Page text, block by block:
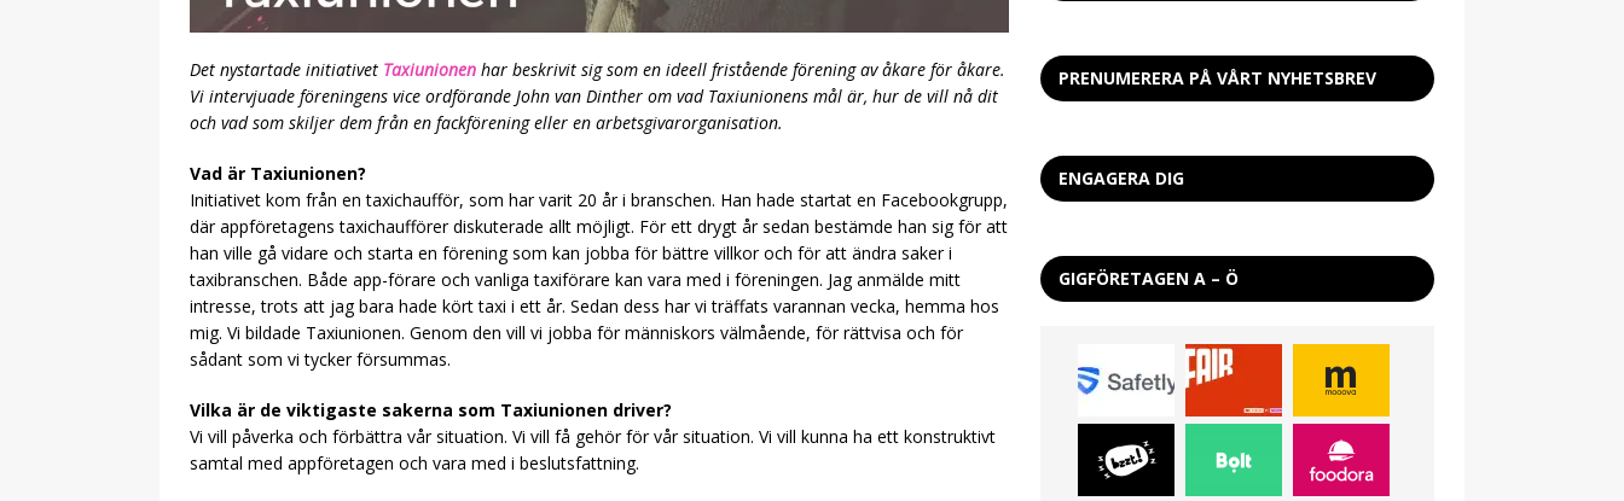
Det nystartade initiativet Taxiunionen har beskrivit sig som en ideell fristående förening av åkare för åkare.
Vi intervjuade föreningens vice ordförande John van Dinther om vad Taxiunionens mål är, hur de vill nå dit
och vad som skiljer dem från en fackförening eller en arbetsgivarorganisation.
Vad är Taxiunionen?
Initiativet kom från en taxichaufför, som har varit 20 år i branschen. Han hade startat en Facebookgrupp,
där appföretagens taxichaufförer diskuterade allt möjligt. För ett drygt år sedan bestämde han sig för att
han ville gå vidare och starta en förening som kan jobba för bättre villkor och för att ändra saker i
taxibranschen. Både app-förare och vanliga taxiförare kan vara med i föreningen. Jag anmälde mitt
intresse, trots att jag bara hade kört taxi i ett år. Sedan dess har vi träffats varannan vecka, hemma hos
mig. Vi bildade Taxiunionen. Genom den vill vi jobba för människors välmående, för rättvisa och för
sådant som vi tycker försummas.
Vilka är de viktigaste sakerna som Taxiunionen driver?
Vi vill påverka och förbättra vår situation. Vi vill få gehör för vår situation. Vi vill kunna ha ett konstruktivt
samtal med appföretagen och vara med i beslutsfattning.
PRENUMERERA PÅ VÅRT NYHETSBREV
ENGAGERA DIG
GIGFÖRETAGEN A – Ö